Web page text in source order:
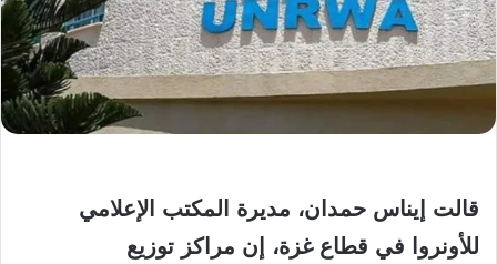
قالت إيناس حمدان، مديرة المكتب الإعلامي
للأونروا في قطاع غزة، إن مراكز توزيع